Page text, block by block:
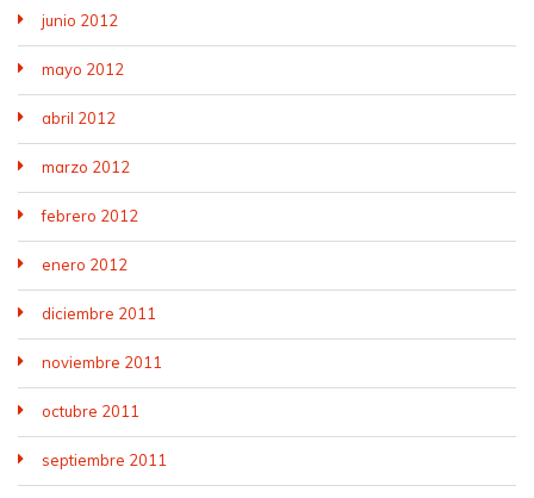
junio 2012
mayo 2012
abril 2012
marzo 2012
febrero 2012
enero 2012
diciembre 2011
noviembre 2011
octubre 2011
septiembre 2011